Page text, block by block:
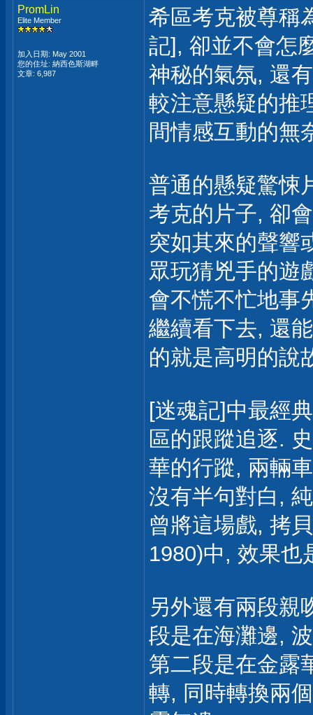
PromLin
Elite Member
加入日期: May 2001
您的住址: 納西色斯湖畔
文章: 6,987
希區考克被尊稱
記], 卻並不會怎
神秘的氣氛, 還
較注意懸疑的推
間情感互動的無
普通的懸疑驚悚
考克的片子, 卻
突如其來的聲響
眾玩猜兇手的遊
會不慌不忙地事
繼續看下去, 還
的就是高明的說
[迷魂記]中最經
區的跟蹤追逐.
華的行蹤, 兩輛
沒有半句對白,
曾將這場戲, 拷
1980)中, 效果也
另外還有兩段親
段是在海灘邊,
第二段是在金露
轉, 同時轉換兩